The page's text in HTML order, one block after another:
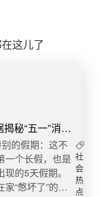
这儿了
秘“五一”消费
的假期：这不
一个长假，也是
的5天假期。
“憋坏了”的人
社
会
热
点